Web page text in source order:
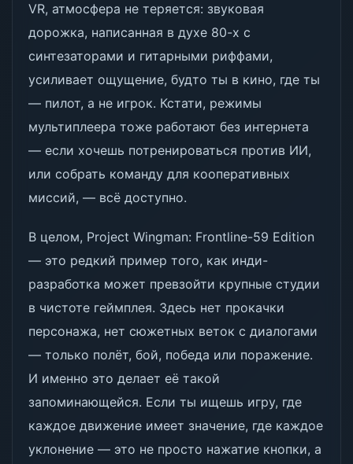
VR, атмосфера не теряется: звуковая
дорожка, написанная в духе 80-х с
синтезаторами и гитарными риффами,
усиливает ощущение, будто ты в кино, где ты
— пилот, а не игрок. Кстати, режимы
мультиплеера тоже работают без интернета
— если хочешь потренироваться против ИИ,
или собрать команду для кооперативных
миссий, — всё доступно.
В целом, Project Wingman: Frontline-59 Edition
— это редкий пример того, как инди-
разработка может превзойти крупные студии
в чистоте геймплея. Здесь нет прокачки
персонажа, нет сюжетных веток с диалогами
— только полёт, бой, победа или поражение.
И именно это делает её такой
запоминающейся. Если ты ищешь игру, где
каждое движение имеет значение, где каждое
уклонение — это не просто нажатие кнопки, а